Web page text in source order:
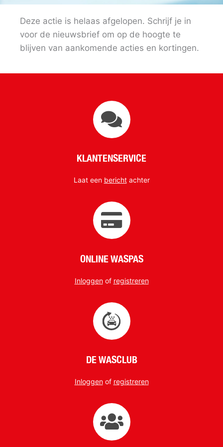
Deze actie is helaas afgelopen. Schrijf je in
voor de nieuwsbrief om op de hoogte te
blijven van aankomende acties en kortingen.
KLANTENSERVICE
Laat een berichtachter
ONLINE WASPAS
Inloggenof registreren
DE WASCLUB
Inloggenof registreren